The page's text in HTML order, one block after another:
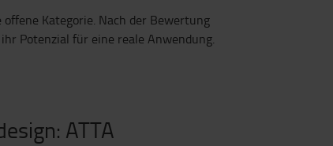
Kategorie. Nach der Bewertung
Potenzial für eine reale Anwendung.
ATTA